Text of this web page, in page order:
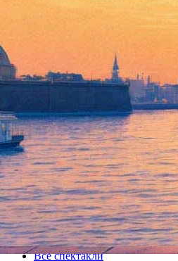
Премьера!
китайское
02 июня 2013, воскресенье
Версия для печати
Все спектакли